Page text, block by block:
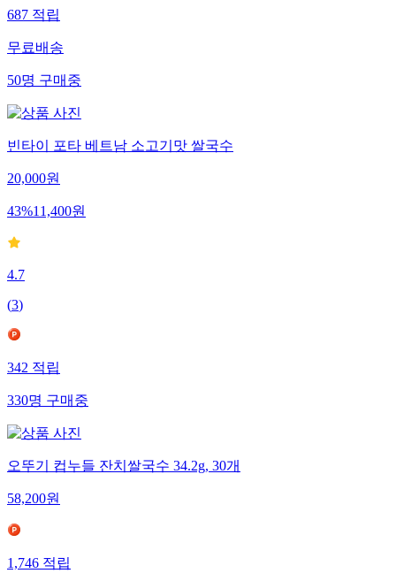
687적립
무료배송
50명구매중
빈타이 포타 베트남 소고기맛 쌀국수
20,000원
43%11,400원
4.7
(3)
342적립
330명구매중
오뚜기 컵누들 잔치쌀국수 34.2g, 30개
58,200원
1,746적립